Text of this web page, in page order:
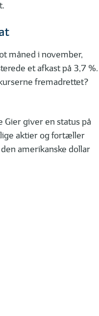
måned i november,
et afkast på 3,7 %.
fremadrettet?
Gier giver en status på
aktier og fortæller
amerikanske dollar